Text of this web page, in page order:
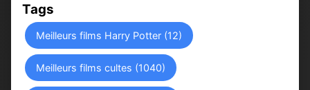
Tags
Meilleurs films Harry Potter (12)
Meilleurs films cultes (1040)